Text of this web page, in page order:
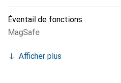
Éventail de fonctions
MagSafe
Afficher plus